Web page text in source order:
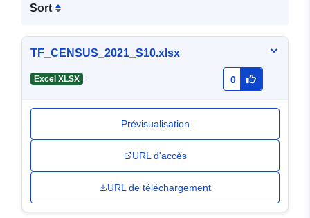
Sort
TF_CENSUS_2021_S10.xlsx
Excel XLSX - 0
Prévisualisation
URL d'accès
URL de téléchargement